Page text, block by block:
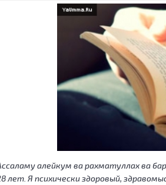
алейкум ва рахматуллах ва
лет. Я психически здоровый,